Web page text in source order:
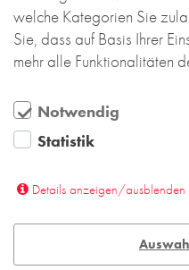
welche Kategorien Sie
Sie, dass auf Basis Ihrer
mehr alle Funktionalitäten
Notwendig
Statistik
Details anzeigen/ausblenden